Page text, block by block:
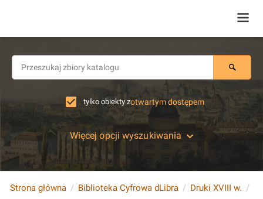
tylko obiekty zotwartym dostępem
Więcej opcji wyszukiwania
Strona główna Biblioteka Cyfrowa dLibra Druki XVIII w.